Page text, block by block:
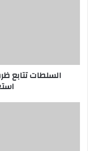
ر
السلطات تتابع